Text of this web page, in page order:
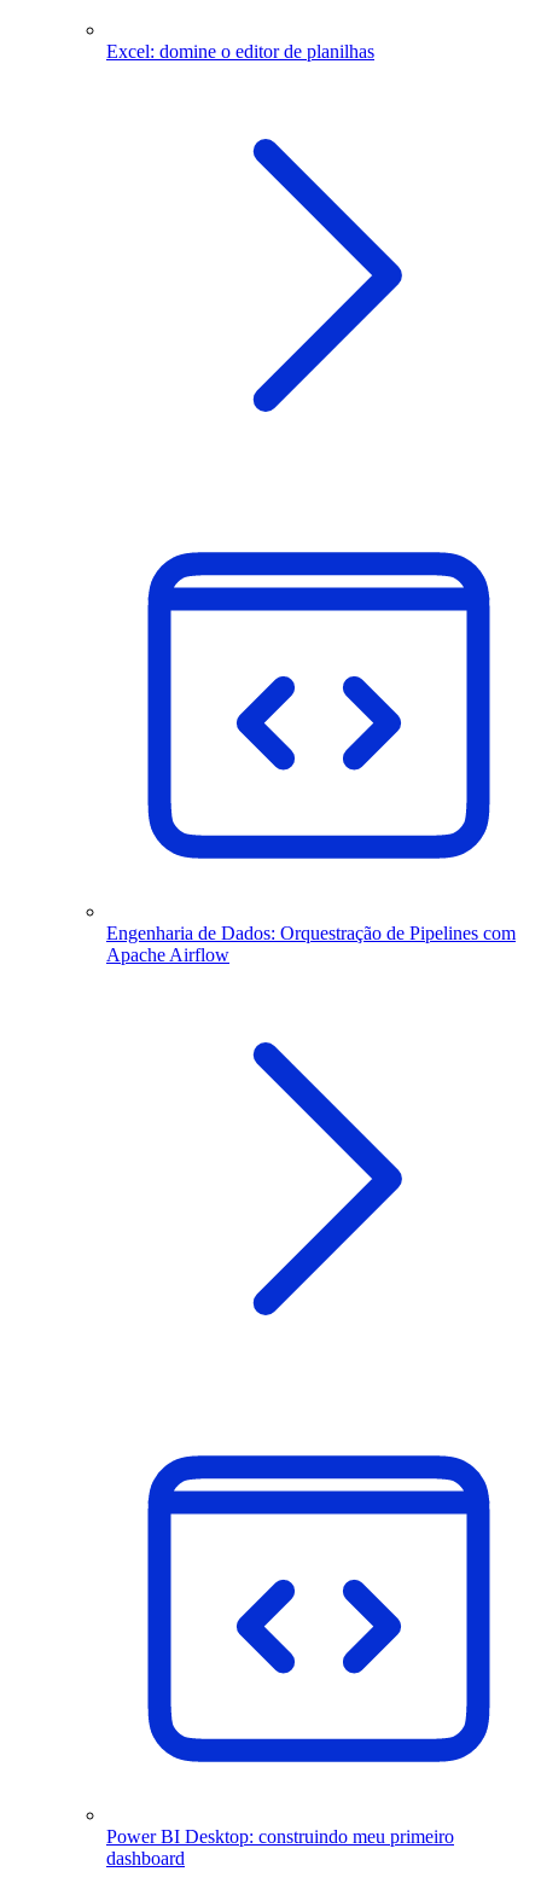
Excel: domine o editor de planilhas
Engenharia de Dados: Orquestração de Pipelines com
Apache Airflow
Power BI Desktop: construindo meu primeiro
dashboard